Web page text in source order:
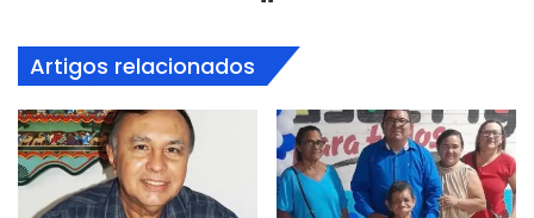
Artigos relacionados